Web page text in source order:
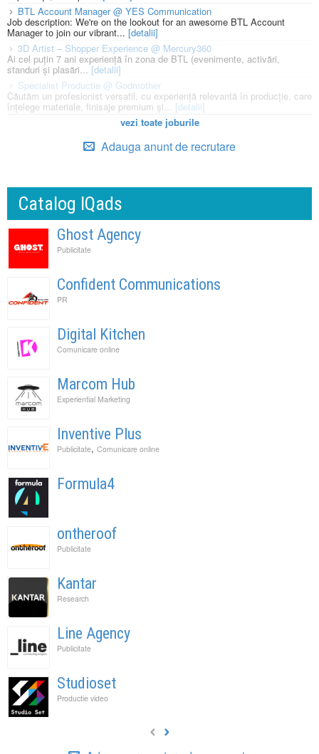
BTL Account Manager @ YES Communication
Job description: We're on the lookout for an awesome BTL Account
Manager to join our vibrant... [detalii]
3D Artist – Shopper Experience @ Mercury360
Ai cel puțin 7 ani experiență în zona de BTL (evenimente, activări,
standuri și plasări... [detalii]
Specialist Productie @ Godmother
Căutăm un profesionist versatil, cu experiență relevantă în producție, care
înțelege materiale, finisaje premium și... [detalii]
vezi toate joburile
Adauga anunt de recrutare
Catalog IQads
Ghost Agency
Publicitate
Confident Communications
PR
Digital Kitchen
Comunicare online
Marcom Hub
Experiential Marketing
Inventive Plus
Publicitate, Comunicare online
Formula4
ontheroof
Publicitate
Kantar
Research
Line Agency
Publicitate
Studioset
Productie video